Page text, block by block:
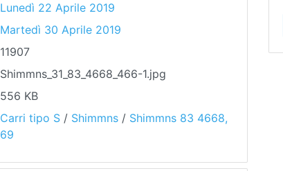
Lunedì 22 Aprile 2019
Martedì 30 Aprile 2019
11907
Shimmns_31_83_4668_466-1.jpg
556 KB
Carri tipo S/ Shimmns/ Shimmns 83 4668,
69